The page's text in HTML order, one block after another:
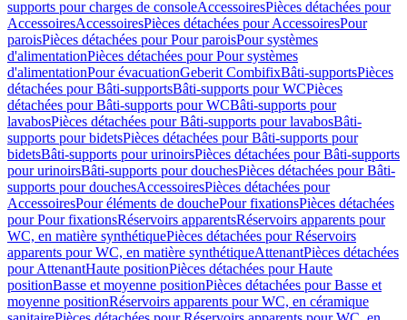
supports pour charges de consoleAccessoiresPièces détachées pour
AccessoiresAccessoiresPièces détachées pour AccessoiresPour
paroisPièces détachées pour Pour paroisPour systèmes
d'alimentationPièces détachées pour Pour systèmes
d'alimentationPour évacuationGeberit CombifixBâti-supportsPièces
détachées pour Bâti-supportsBâti-supports pour WCPièces
détachées pour Bâti-supports pour WCBâti-supports pour
lavabosPièces détachées pour Bâti-supports pour lavabosBâti-
supports pour bidetsPièces détachées pour Bâti-supports pour
bidetsBâti-supports pour urinoirsPièces détachées pour Bâti-supports
pour urinoirsBâti-supports pour douchesPièces détachées pour Bâti-
supports pour douchesAccessoiresPièces détachées pour
AccessoiresPour éléments de douchePour fixationsPièces détachées
pour Pour fixationsRéservoirs apparentsRéservoirs apparents pour
WC, en matière synthétiquePièces détachées pour Réservoirs
apparents pour WC, en matière synthétiqueAttenantPièces détachées
pour AttenantHaute positionPièces détachées pour Haute
positionBasse et moyenne positionPièces détachées pour Basse et
moyenne positionRéservoirs apparents pour WC, en céramique